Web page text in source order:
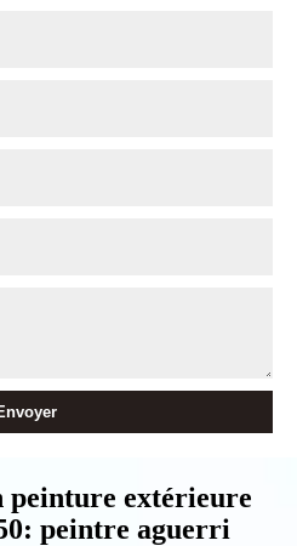
peinture extérieure
peintre aguerri